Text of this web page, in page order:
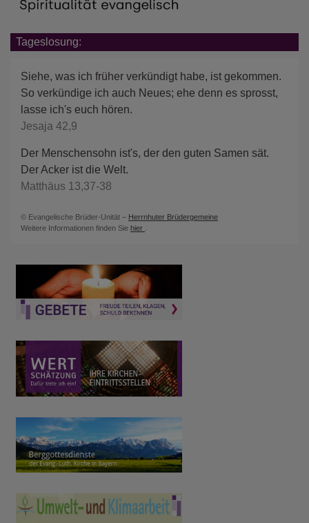
Tageslosung:
Siehe, was ich früher verkündigt habe, ist gekommen.
So verkündige ich auch Neues; ehe denn es sprosst,
lasse ich's euch hören.
Jesaja 42,9
Der Menschensohn ist's, der den guten Samen sät.
Der Acker ist die Welt.
Matthäus 13,37-38
© Evangelische Brüder-Unität – Herrnhuter Brüdergemeine
Weitere Informationen finden Sie hier